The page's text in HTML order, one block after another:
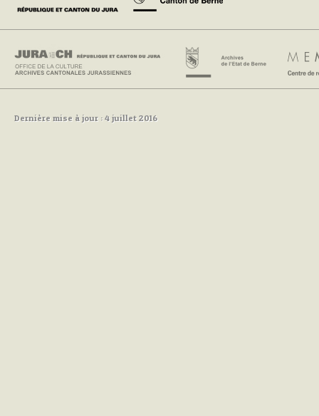
Dernière mise à jour : 4 juillet 2016